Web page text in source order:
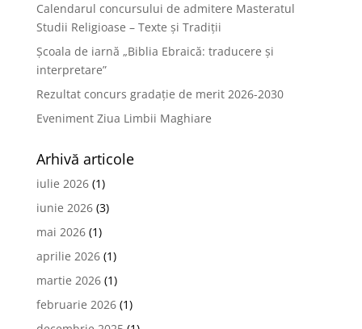
Calendarul concursului de admitere Masteratul
Studii Religioase – Texte și Tradiții
Școala de iarnă „Biblia Ebraică: traducere și
interpretare”
Rezultat concurs gradație de merit 2026-2030
Eveniment Ziua Limbii Maghiare
Arhivă articole
iulie 2026(1)
iunie 2026(3)
mai 2026(1)
aprilie 2026(1)
martie 2026(1)
februarie 2026(1)